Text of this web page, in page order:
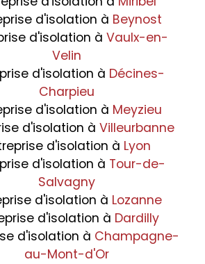
d'isolation à Beynost
d'isolation à Vaulx-en-
Velin
d'isolation à Décines-
Charpieu
d'isolation à Meyzieu
d'isolation à Villeurbanne
d'isolation à Lyon
d'isolation à Tour-de-
Salvagny
d'isolation à Lozanne
d'isolation à Dardilly
d'isolation à Champagne-
au-Mont-d'Or